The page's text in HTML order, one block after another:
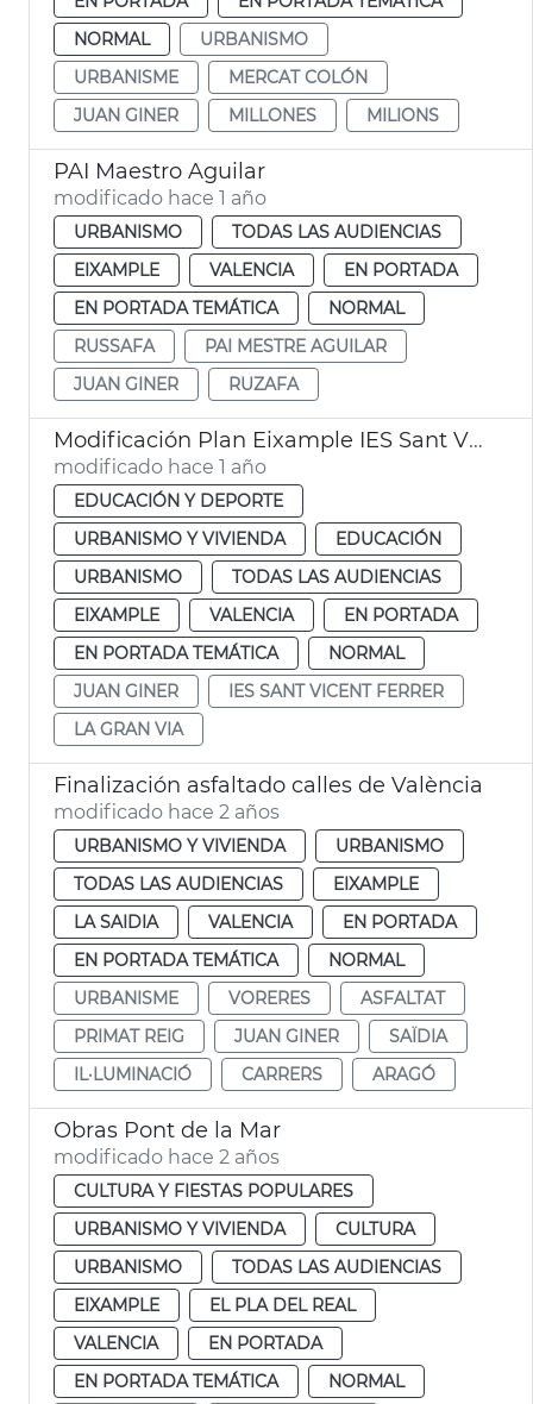
NORMAL
URBANISMO
URBANISME
MERCAT COLÓN
JUAN GINER
MILLONES MILIONS
PAI Maestro Aguilar
modificado hace 1 año
URBANISMO
TODAS LAS AUDIENCIAS
EIXAMPLE
VALENCIA
EN PORTADA
EN PORTADA TEMÁTICA
NORMAL
RUSSAFA
PAI MESTRE AGUILAR
JUAN GINER
RUZAFA
Modificación Plan Eixample IES Sant Vicente Ferrer València
modificado hace 1 año
EDUCACIÓN Y DEPORTE
URBANISMO Y VIVIENDA
EDUCACIÓN
URBANISMO
TODAS LAS AUDIENCIAS
EIXAMPLE
VALENCIA
EN PORTADA
EN PORTADA TEMÁTICA
NORMAL
JUAN GINER
IES SANT VICENT FERRER
LA GRAN VIA
Finalización asfaltado calles de València
modificado hace 2 años
URBANISMO Y VIVIENDA
URBANISMO
TODAS LAS AUDIENCIAS
EIXAMPLE
LA SAIDIA
VALENCIA
EN PORTADA
EN PORTADA TEMÁTICA
NORMAL
URBANISME
VORERES
ASFALTAT
PRIMAT REIG
JUAN GINER
SAÏDIA
IL·LUMINACIÓ
CARRERS ARAGÓ
Obras Pont de la Mar
modificado hace 2 años
CULTURA Y FIESTAS POPULARES
URBANISMO Y VIVIENDA
CULTURA
URBANISMO
TODAS LAS AUDIENCIAS
EIXAMPLE
EL PLA DEL REAL
VALENCIA
EN PORTADA
EN PORTADA TEMÁTICA
NORMAL